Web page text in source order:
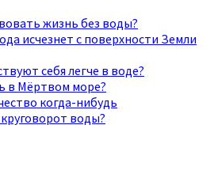
жизнь без воды?
исчезнет с поверхности Земли
себя легче в воде?
в Мёртвом море?
когда-нибудь
воды?